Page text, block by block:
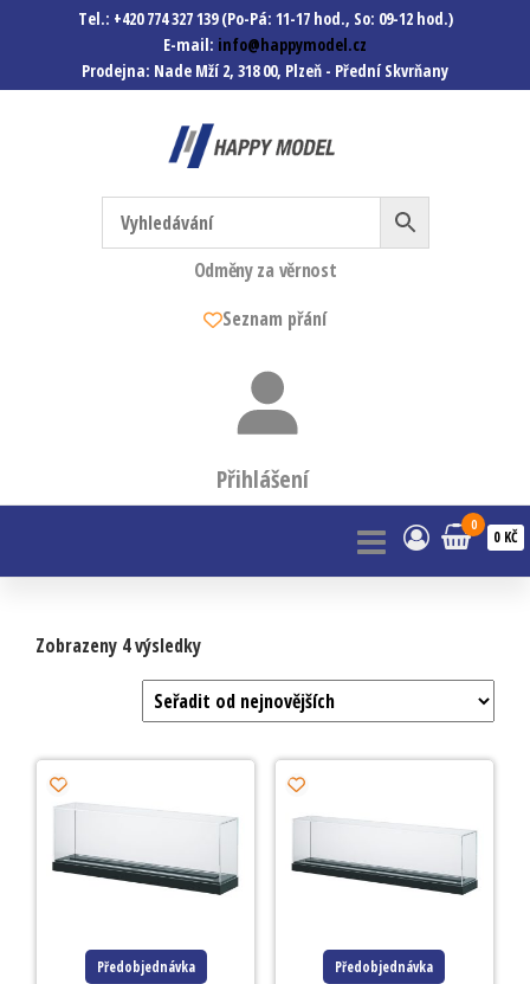
Tel.: +420 774 327 139 (Po-Pá: 11-17 hod., So: 09-12 hod.)
E-mail: info@happymodel.cz
Prodejna: Nade Mží 2, 318 00, Plzeň - Přední Skvrňany
Happymodel.cz
Modely autíček, modelová
železnice, mašinky, vagóny a
mnohem víc.
Odměny za věrnost
Seznam přání
Přihlášení
0
0 KČ
Zobrazeny 4 výsledky
Předobjednávka Předobjednávka